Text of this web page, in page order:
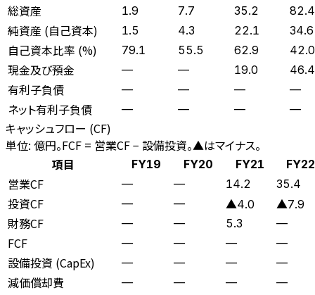
総資産 1.9 7.7 35.2 82.4
純資産 (自己資本) 1.5 4.3 22.1 34.6
自己資本比率 (%) 79.1 55.5 62.9 42.0
現金及び預金 — — 19.0 46.4
有利子負債 — — — —
ネット有利子負債 — — — —
キャッシュフロー (CF)
単位: 億円。FCF = 営業CF − 設備投資。▲はマイナス。
項目
FY19 FY20 FY21 FY22
営業CF — — 14.2 35.4
投資CF — — ▲4.0 ▲7.9
財務CF — — 5.3 —
FCF — — — —
設備投資 (CapEx) — — — —
減価償却費 — — — —